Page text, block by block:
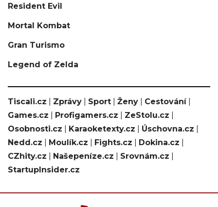
Resident Evil
Mortal Kombat
Gran Turismo
Legend of Zelda
Tiscali.cz Zprávy Sport Ženy Cestování|
Games.cz
Profigamers.cz ZeStolu.cz
Osobnosti.cz
Karaoketexty.cz Úschovna.cz
Nedd.cz
Moulík.cz Fights.cz Dokina.cz
CZhity.cz
Našepeníze.cz Srovnám.cz
StartupInsider.cz